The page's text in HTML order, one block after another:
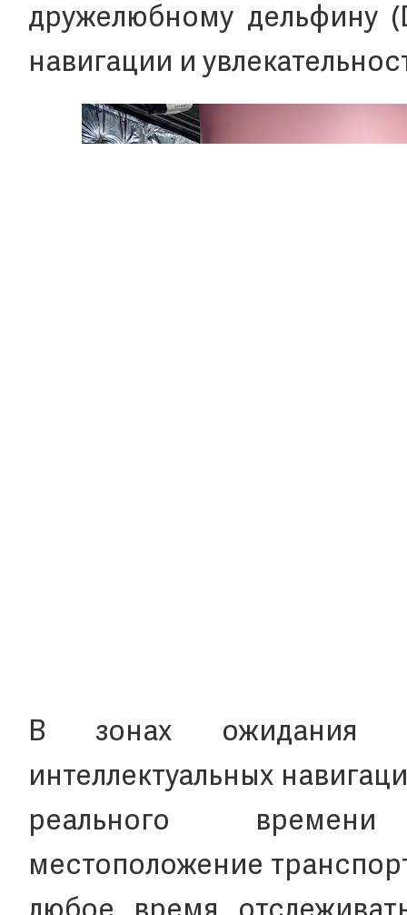
дружелюбному дельфину
навигации и
В зонах ожидания
интеллектуальных
реального
местоположение